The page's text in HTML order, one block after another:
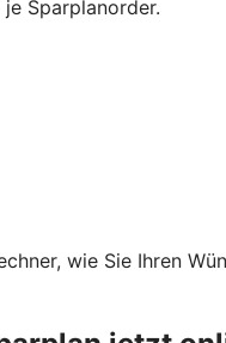
je Sparplanorder.
wie Sie Ihren